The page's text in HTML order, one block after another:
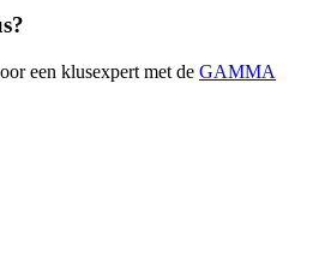
een klusexpert met de GAMMA